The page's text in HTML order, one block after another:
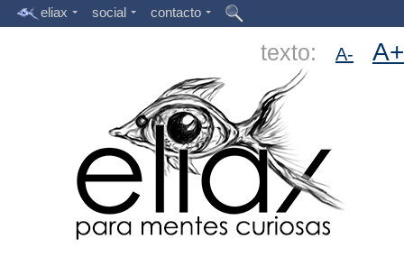
eliax social contacto
texto: A- A+